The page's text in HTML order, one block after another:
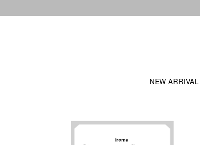
NEW ARRIVAL